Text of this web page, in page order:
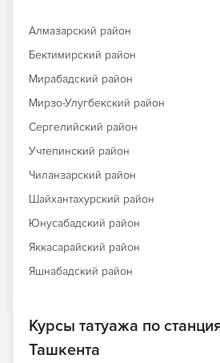
Алмазарский район
Бектимирский район
Мирабадский район
Мирзо-Улугбекский район
Сергелийский район
Учтепинский район
Чиланзарский район
Шайхантахурский район
Юнусабадский район
Яккасарайский район
Яшнабадский район
Курсы татуажа по
Ташкента